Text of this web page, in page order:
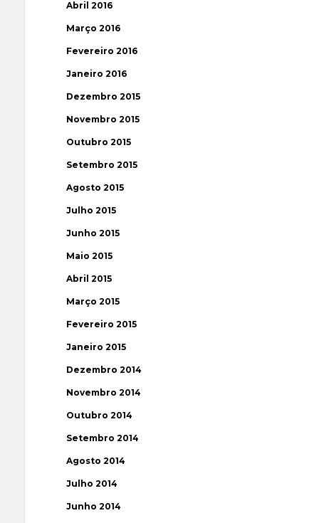
Abril 2016
Março 2016
Fevereiro 2016
Janeiro 2016
Dezembro 2015
Novembro 2015
Outubro 2015
Setembro 2015
Agosto 2015
Julho 2015
Junho 2015
Maio 2015
Abril 2015
Março 2015
Fevereiro 2015
Janeiro 2015
Dezembro 2014
Novembro 2014
Outubro 2014
Setembro 2014
Agosto 2014
Julho 2014
Junho 2014